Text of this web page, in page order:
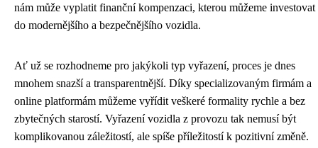
nám může vyplatit finanční kompenzaci, kterou můžeme investovat
do modernějšího a bezpečnějšího vozidla.
Ať už se rozhodneme pro jakýkoli typ vyřazení, proces je dnes
mnohem snazší a transparentnější. Díky specializovaným firmám a
online platformám můžeme vyřídit veškeré formality rychle a bez
zbytečných starostí. Vyřazení vozidla z provozu tak nemusí být
komplikovanou záležitostí, ale spíše příležitostí k pozitivní změně.